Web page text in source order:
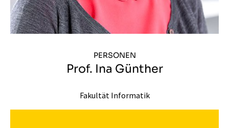
PERSONEN
Prof. Ina Günther
Fakultät Informatik